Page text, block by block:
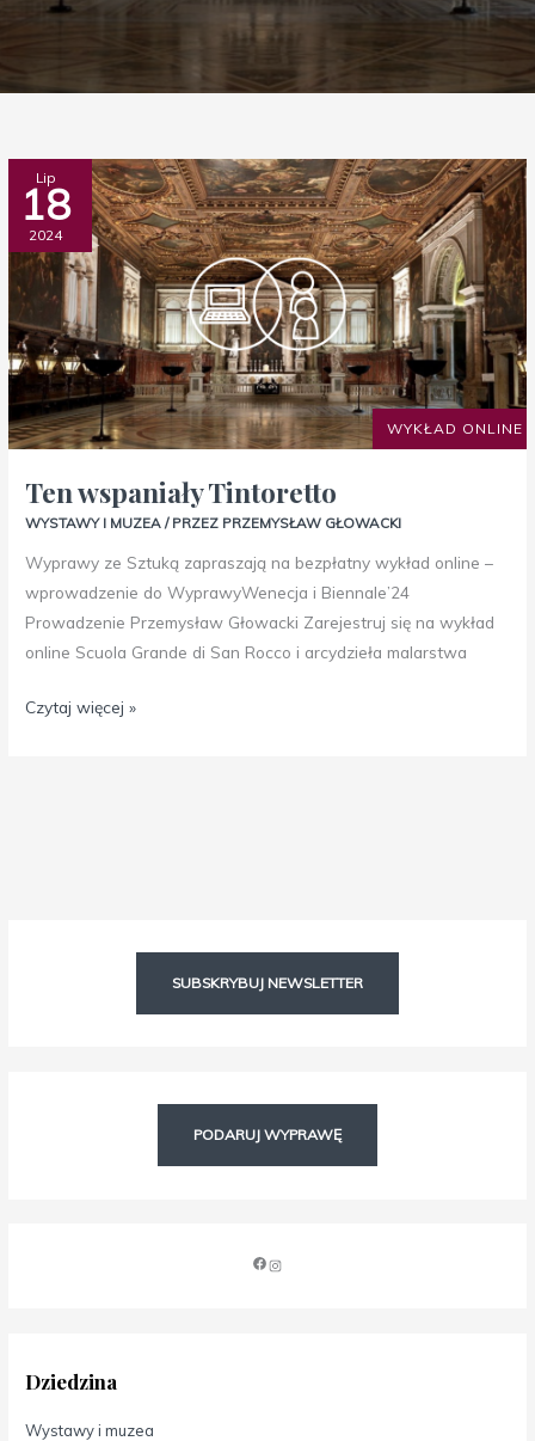
WYKŁAD ONLINE
Lip
18
2024
Ten wspaniały Tintoretto
WYSTAWY I MUZEA / PRZEZ PRZEMYSŁAW GŁOWACKI
Wyprawy ze Sztuką zapraszają na bezpłatny wykład online –
wprowadzenie do WyprawyWenecja i Biennale’24
Prowadzenie Przemysław Głowacki Zarejestruj się na wykład
online Scuola Grande di San Rocco i arcydzieła malarstwa
Ten
wspaniały
Tintoretto
Czytaj więcej »
SUBSKRYBUJ NEWSLETTER
PODARUJ WYPRAWĘ
Dziedzina
Wystawy i muzea